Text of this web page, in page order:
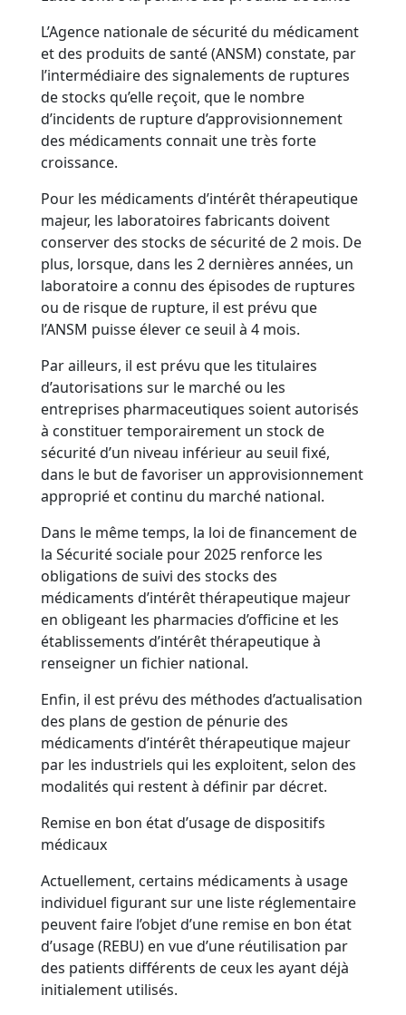
L’Agence nationale de sécurité du médicament
et des produits de santé (ANSM) constate, par
l’intermédiaire des signalements de ruptures
de stocks qu’elle reçoit, que le nombre
d’incidents de rupture d’approvisionnement
des médicaments connait une très forte
croissance.
Pour les médicaments d’intérêt thérapeutique
majeur, les laboratoires fabricants doivent
conserver des stocks de sécurité de 2 mois. De
plus, lorsque, dans les 2 dernières années, un
laboratoire a connu des épisodes de ruptures
ou de risque de rupture, il est prévu que
l’ANSM puisse élever ce seuil à 4 mois.
Par ailleurs, il est prévu que les titulaires
d’autorisations sur le marché ou les
entreprises pharmaceutiques soient autorisés
à constituer temporairement un stock de
sécurité d’un niveau inférieur au seuil fixé,
dans le but de favoriser un approvisionnement
approprié et continu du marché national.
Dans le même temps, la loi de financement de
la Sécurité sociale pour 2025 renforce les
obligations de suivi des stocks des
médicaments d’intérêt thérapeutique majeur
en obligeant les pharmacies d’officine et les
établissements d’intérêt thérapeutique à
renseigner un fichier national.
Enfin, il est prévu des méthodes d’actualisation
des plans de gestion de pénurie des
médicaments d’intérêt thérapeutique majeur
par les industriels qui les exploitent, selon des
modalités qui restent à définir par décret.
Remise en bon état d’usage de dispositifs
médicaux
Actuellement, certains médicaments à usage
individuel figurant sur une liste réglementaire
peuvent faire l’objet d’une remise en bon état
d’usage (REBU) en vue d’une réutilisation par
des patients différents de ceux les ayant déjà
initialement utilisés.